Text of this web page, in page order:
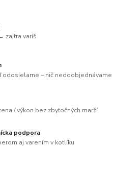
zajtra varíš
odosielame – nič nedoobjednávame
/ výkon bez zbytočných marží
podpora
aj varením v kotlíku